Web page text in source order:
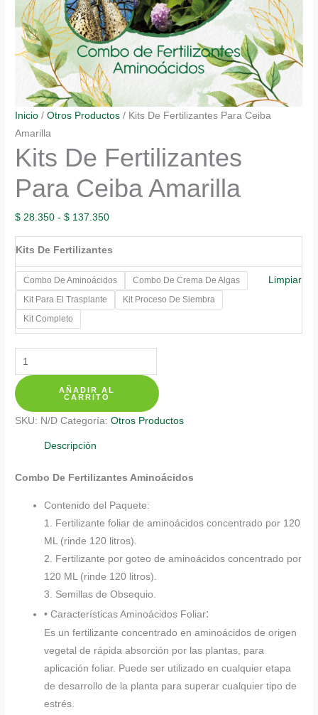
Inicio /Otros Productos / Kits De Fertilizantes Para Ceiba
Amarilla
Kits De Fertilizantes
Para Ceiba Amarilla
$ 28.350 - $ 137.350Rango
de
precios:
desde
$ 28.350
hasta
Kits De Fertilizantes
Combo De Aminoácidos
Combo De Crema De Algas
Kit Para El Trasplante
Kit Proceso De Siembra
Kit Completo
Limpiar
Kits
De
Fertilizantes
Para
Ceiba
Amarilla
AÑADIR AL
CARRITO
SKU: N/D Categoría:Otros Productos
Descripción
Combo De Fertilizantes Aminoácidos
Contenido del Paquete:
1. Fertilizante foliar de aminoácidos concentrado por 120
ML (rinde 120 litros).
2. Fertilizante por goteo de aminoácidos concentrado por
120 ML (rinde 120 litros).
3. Semillas de Obsequio.
• Características Aminoácidos Foliar:
Es un fertilizante concentrado en aminoácidos de origen
vegetal de rápida absorción por las plantas, para
aplicación foliar. Puede ser utilizado en cualquier etapa
de desarrollo de la planta para superar cualquier tipo de
estrés.